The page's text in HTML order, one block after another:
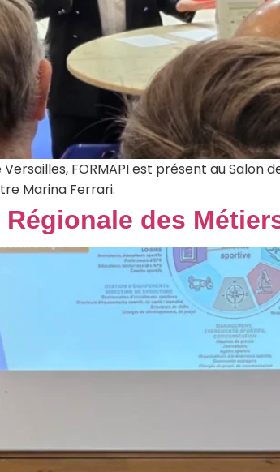
FORMAPI est présent au Salon
Marina Ferrari.
des